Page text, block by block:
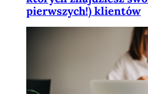
pierwszych!) klientów